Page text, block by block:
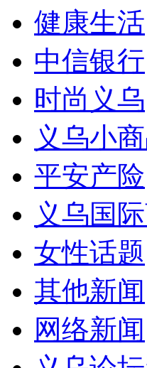
健康生活
中信银行
时尚义乌
义乌小
平安产险
义乌国
女性话题
其他新闻
网络新闻